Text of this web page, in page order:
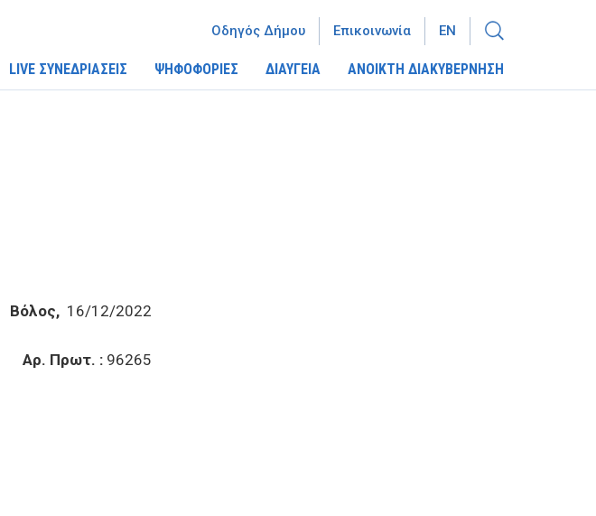
LIVE ΣΥΝΕΔΡΙΑΣΕΙΣ ΨΗΦΟΦΟΡΙΕΣ ΔΙΑΥΓΕΙΑ ΑΝΟΙΚΤΗ ΔΙΑΚΥΒΕΡΝΗΣΗ
Οδηγός Δήμου Επικοινωνία EN
Βόλος, 16/12/2022
Αρ. Πρωτ. : 96265